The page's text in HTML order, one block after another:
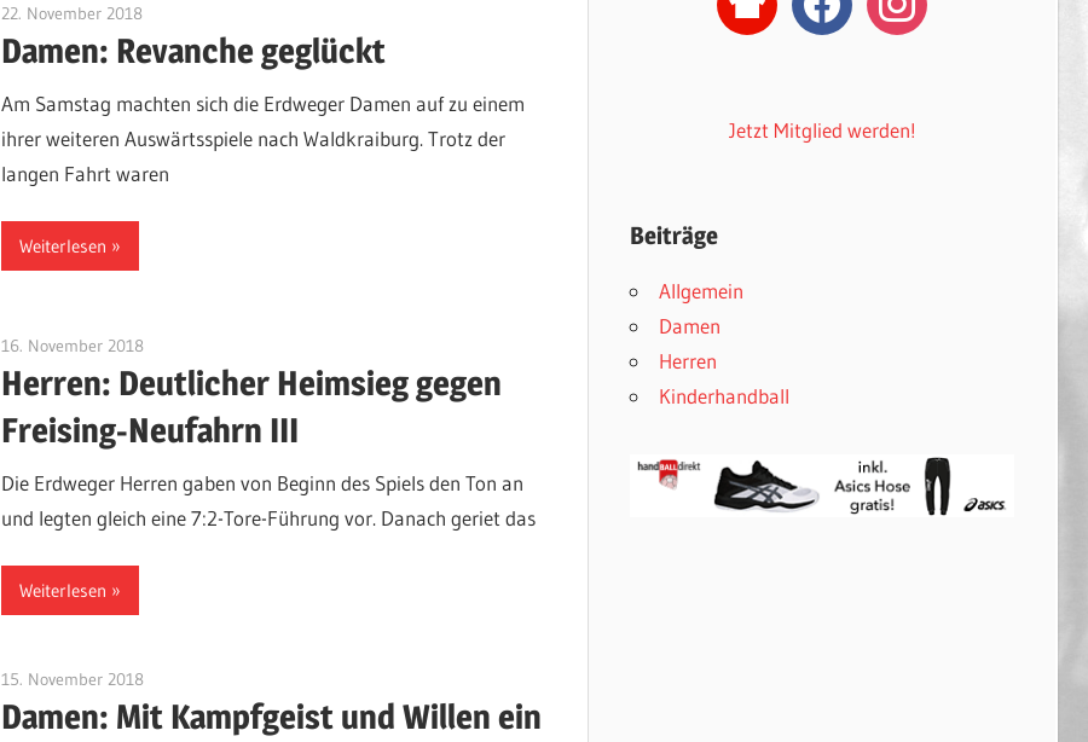
22. November 2018
Damen: Revanche geglückt
Am Samstag machten sich die Erdweger Damen auf zu einem
ihrer weiteren Auswärtsspiele nach Waldkraiburg. Trotz der
langen Fahrt waren
Weiterlesen
16. November 2018
Herren: Deutlicher Heimsieg gegen
Freising-Neufahrn III
Die Erdweger Herren gaben von Beginn des Spiels den Ton an
und legten gleich eine 7:2-Tore-Führung vor. Danach geriet das
Weiterlesen
15. November 2018
Damen: Mit Kampfgeist und Willen ein
Jetzt Mitglied werden!
Beiträge
Allgemein
Damen
Herren
Kinderhandball